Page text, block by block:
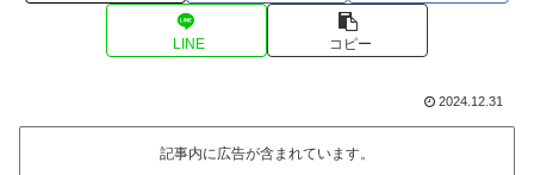
LINE コピー
2024.12.31
記事内に広告が含まれています。